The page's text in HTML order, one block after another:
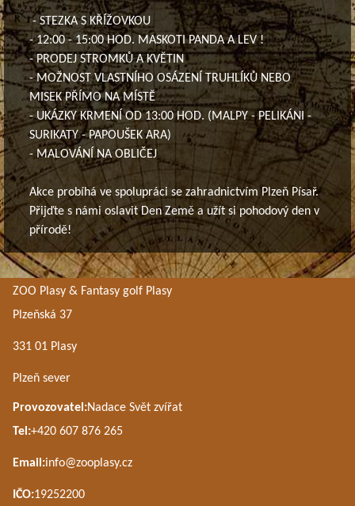
- STEZKA S KŘÍŽOVKOU
- 12:00 - 15:00 HOD. MASKOTI PANDA A LEV !
- PRODEJ STROMKŮ A KVĚTIN
- MOŽNOST VLASTNÍHO OSÁZENÍ TRUHLÍKŮ NEBO
MISEK PŘÍMO NA MÍSTĚ
- UKÁZKY KRMENÍ OD 13:00 HOD. (MALPY - PELIKÁNI -
SURIKATY - PAPOUŠEK ARA)
- MALOVÁNÍ NA OBLIČEJ
Akce probíhá ve spolupráci se zahradnictvím Plzeň Písař.
Přijďte s námi oslavit Den Země a užít si pohodový den v
přírodě!
ZOO Plasy & Fantasy golf Plasy
Plzeňská 37
331 01 Plasy
Plzeň sever
Provozovatel:Nadace Svět zvířat
Tel:+420 607 876 265
Email:info@zooplasy.cz
IČO:19252200